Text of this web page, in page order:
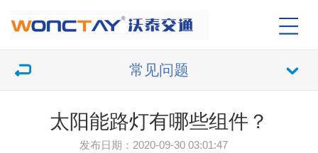
常见问题
太阳能路灯有哪些组件？
发布日期：2020-09-30 03:01:47